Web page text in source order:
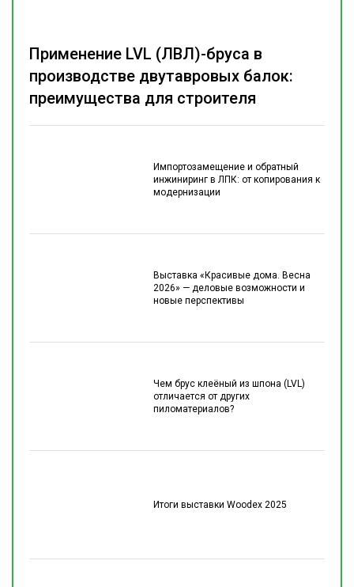
Импортозамещение и обратный
инжиниринг в ЛПК: от копирования к
модернизации
Выставка «Красивые дома. Весна
2026» — деловые возможности и
новые перспективы
Чем брус клеёный из шпона (LVL)
отличается от других
пиломатериалов?
Итоги выставки Woodex 2025
Применение LVL (ЛВЛ)-бруса в
производстве двутавровых балок:
преимущества для строителя